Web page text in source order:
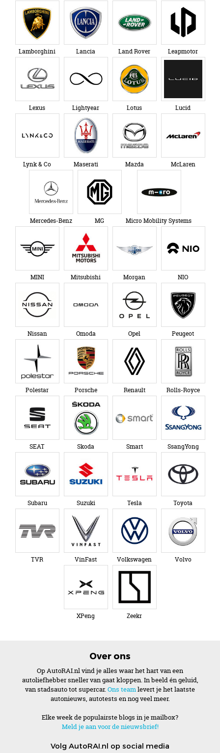
Lamborghini Lancia Land Rover Leapmotor
Lexus Lightyear Lotus Lucid
Lynk & Co Maserati Mazda McLaren
Mercedes-Benz MG Micro Mobility Systems
MINI Mitsubishi Morgan NIO
Nissan Omoda Opel Peugeot
Polestar Porsche Renault Rolls-Royce
SEAT Skoda Smart SsangYong
Subaru Suzuki Tesla Toyota
TVR VinFast Volkswagen Volvo
XPeng Zeekr
Over ons
Op AutoRAI.nl vind je alles waar het hart van een
autoliefhebber sneller van gaat kloppen. In beeld én geluid,
van stadsauto tot supercar. Ons team levert je het laatste
autonieuws, autotests en nog veel meer.
Elke week de populairste blogs in je mailbox?
Meld je aan voor de nieuwsbrief!
Volg AutoRAI.nl op social media